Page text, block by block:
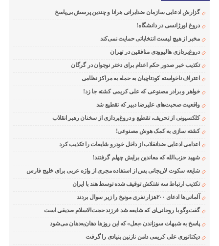
گزارش ادعایی سازمان ضدایرانی هرانا و چندین پرسش بی‌پاسخ
دروغ اورژانسی در دانشگاه!
مخبر از هیچ لیست انتخاباتی حمایت نمی‌کند
دروغ‌پردازی هالیوودی منافقین در تهران
تکذیب خبر صدور حکم اعدام برای دختر نوجوان در گرگان
اعتراف ناخواسته کودتاچیان به حمله به مراکز نظامی
خواهر و برادر مصنوعی که علی کریمی کشته جا زد!
واقعیت صحبت‌های علیرضا دبیر که تقطیع شد
کلکسیونی از تحریف، تقطیع و دروغ‌پردازی از سخنان رهبر انقلاب
کشته سازی به کمک هوش مصنوعی!
اعدامی ادعایی ضدانقلاب از داخل خودرو شایعات را تکذیب کرد
شهید حزب‌الله که معاندین برایش چهلم گرفتند!
شایعه سکوت لاریجانی پس از استفاده مجری از واژه عربی برای خلیج فارس
تکذیب ارتباط سه نفتکش توقیف شده توسط هند با ایران
آلمانی‌ها ادعای ۲۰۰هزار نفری مونیخ را زیر سوال بردند
گفت‌وگو با روحانی‌ای که شایعه شد فرزند حجت‌الاسلام صدیقی است
پاسخ به شبهات سوزاندن «بعل» که این روزها دهان‌به‌دهان می‌شود
دیکتاتوری علی کریمی دامن نازنین بنیادی را گرفت